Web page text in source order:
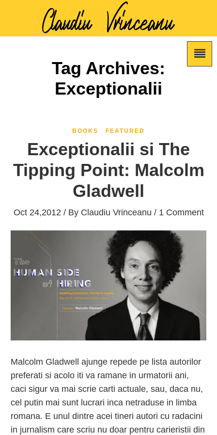
Tag Archives:
Exceptionalii
BOOKS FEATURED
Exceptionalii si The
Tipping Point: Malcolm
Gladwell
Oct 24,2012 / By Claudiu Vrinceanu / 1 Comment
Malcolm Gladwell ajunge repede pe lista autorilor
preferati si acolo iti va ramane in urmatorii ani,
caci sigur va mai scrie carti actuale, sau, daca nu,
cel putin mai sunt lucrari inca netraduse in limba
romana. E unul dintre acei tineri autori cu radacini
in jurnalism care scriu nu doar pentru carieristii din